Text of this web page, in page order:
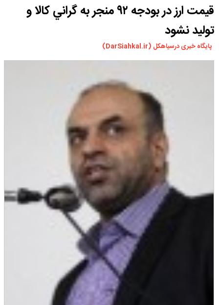
ورزشی
قيمت ارز در بودجه ۹۲ منجر به گراني كالا و
توليد نشود
پایگاه خبری درسیاهکل (DarSiahkal.ir)